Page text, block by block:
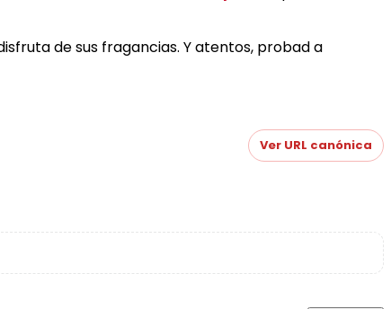
de sus fragancias. Y atentos, probad a
Ver URL canónica